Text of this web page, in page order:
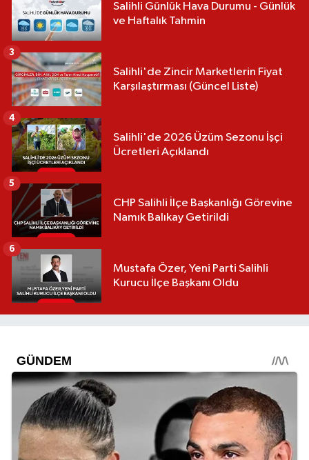
Salihli Günlük Hava Durumu - Günlük
ve Haftalık Tahmin
Salihli'de Zincir Marketlerin Fiyat
Karşılaştırması (Güncel Liste)
3
Salihli'de 2026 Üzüm Sezonu İşçi
Ücretleri Açıklandı
4
CHP Salihli İlçe Başkanlığı Görevine
Namık Balıkay Getirildi
5
Mustafa Özer, Yeni Parti Salihli
Kurucu İlçe Başkanı Oldu
6